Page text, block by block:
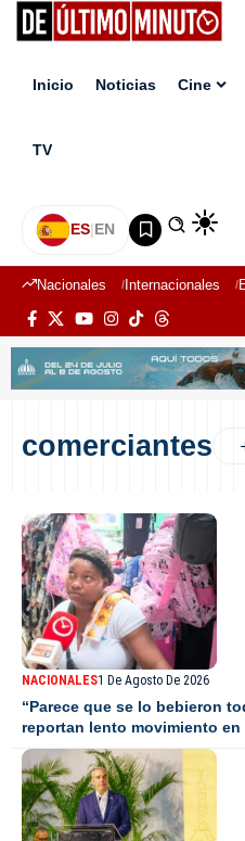
Inicio Noticias Cine
TV
ES|EN
Nacionales Internacionales
comerciantes
NACIONALES1 De Agosto De 2026
“Parece que se lo bebieron
reportan lento movimiento